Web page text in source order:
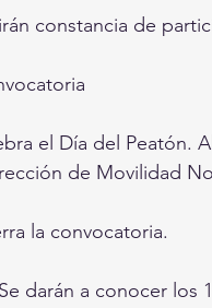
constancia de
el Día del Peatón.
de Movilidad
la convocatoria.
darán a conocer los